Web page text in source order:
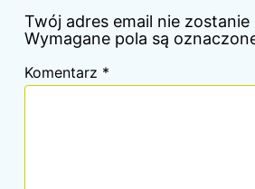
Twój adres email nie
Wymagane pola są
Komentarz *